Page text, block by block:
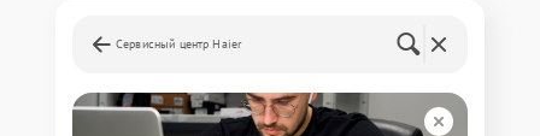
Сервисный центр Haier